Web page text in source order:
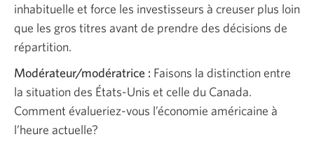
inhabituelle et force les investisseurs à creuser plus loin
que les gros titres avant de prendre des décisions de
répartition.
Modérateur/modératrice : Faisons la distinction entre
la situation des États-Unis et celle du Canada.
Comment évalueriez-vous l’économie américaine à
l’heure actuelle?